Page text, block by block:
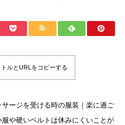
ルとURLをコピーする
ージを受ける時の服装｜楽に過ご
や硬いベルトは休みにくいことが